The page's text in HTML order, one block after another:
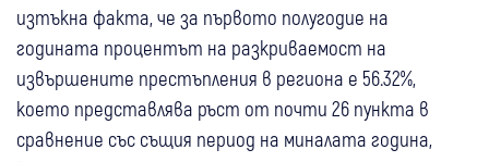
изтъкна факта, че за първото полугодие на
годината процентът на разкриваемост на
извършените престъпления в региона е 56.32%,
което представлява ръст от почти 26 пункта в
сравнение със същия период на миналата година,